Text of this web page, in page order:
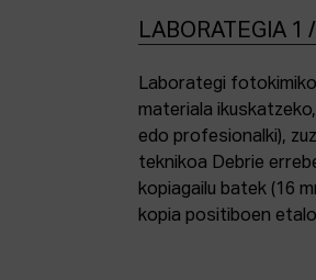
LABORATEGIA 1
Laborategi
materiala
edo profesionalki),
teknikoa Debrie
kopiagailu batek (16
kopia positiboen